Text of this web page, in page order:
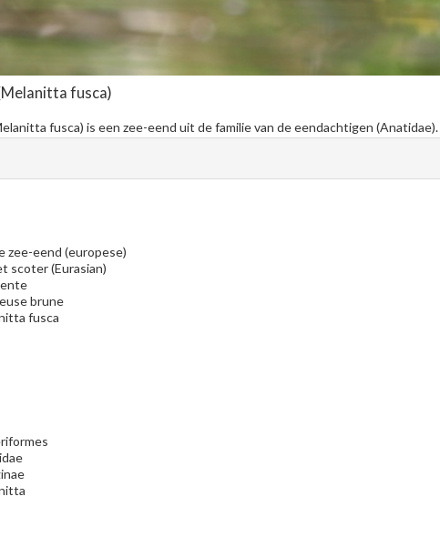
fusca)
fusca) is een zee-eend uit de familie van de eendachtigen (Anatidae).
zee-eend (europese)
scoter (Eurasian)
brune
fusca